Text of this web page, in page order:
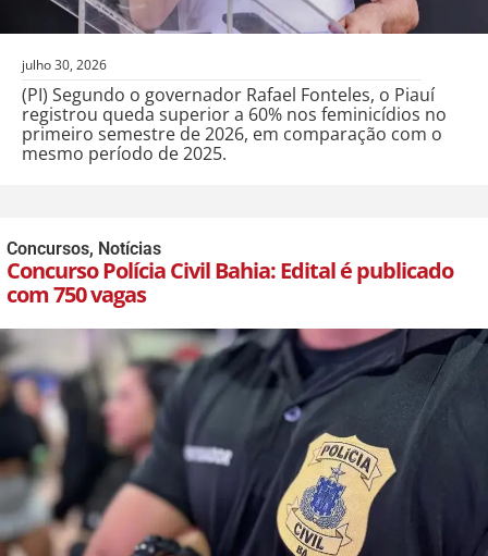
julho 30, 2026
(PI) Segundo o governador Rafael Fonteles, o Piauí
registrou queda superior a 60% nos feminicídios no
primeiro semestre de 2026, em comparação com o
mesmo período de 2025.
Concursos, Notícias
Concurso Polícia Civil Bahia: Edital é publicado
com 750 vagas